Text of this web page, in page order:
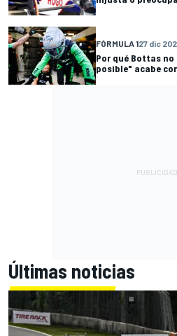
FÓRMULA 127 dic
Por qué Bottas
posible" acabe
Últimas noticias